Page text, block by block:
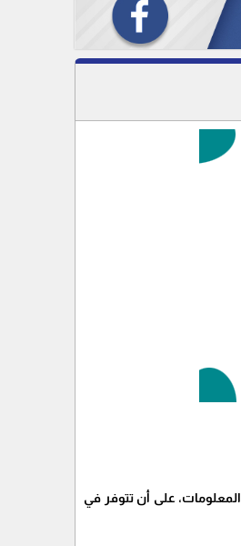
على أن تتوفر في